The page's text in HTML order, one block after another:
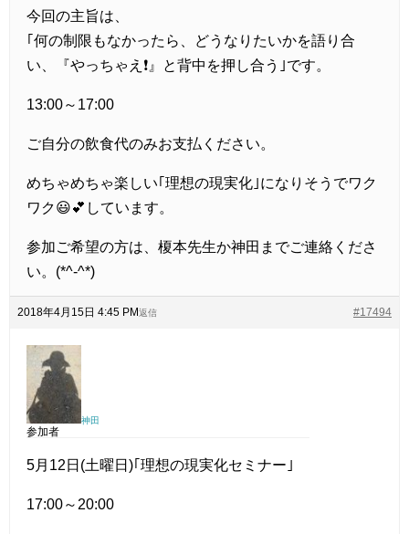
今回の主旨は、
｢何の制限もなかったら、どうなりたいかを語り合
い、『やっちゃえ❗』と背中を押し合う｣です。
13:00～17:00
ご自分の飲食代のみお支払ください。
めちゃめちゃ楽しい｢理想の現実化｣になりそうでワク
ワク😃💕しています。
参加ご希望の方は、榎本先生か神田までご連絡くださ
い。(*^-^*)
2018年4月15日 4:45 PM #17494
返信
神田
参加者
5月12日(土曜日)｢理想の現実化セミナー｣
17:00～20:00